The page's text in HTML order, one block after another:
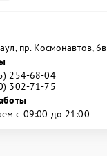
​пр. Космонавтов, 6в
254-68-04
302-71-75
с 09:00 до 21:00